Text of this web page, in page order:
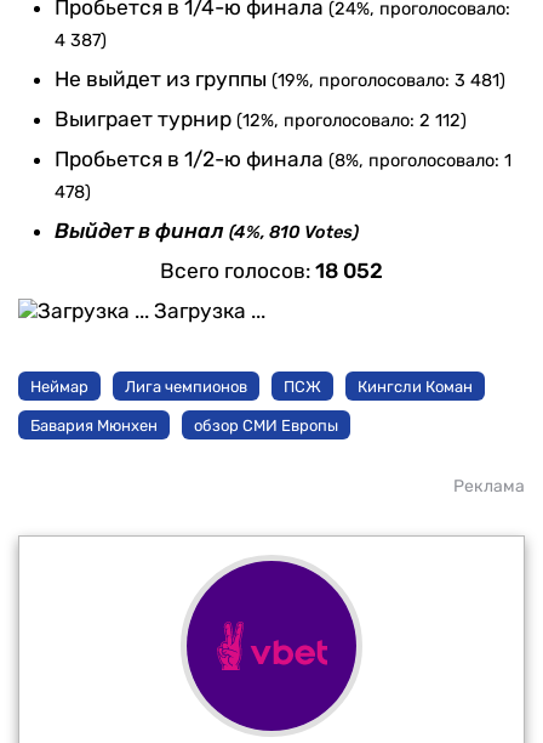
Пробьется в 1/4-ю финала (24%, проголосовало:
4 387)
Не выйдет из группы (19%, проголосовало: 3 481)
Выиграет турнир (12%, проголосовало: 2 112)
Пробьется в 1/2-ю финала (8%, проголосовало: 1
478)
Выйдет в финал (4%, 810 Votes)
Всего голосов: 18 052
Загрузка ...
Неймар Лига чемпионов ПСЖ Кингсли Коман
Бавария Мюнхен обзор СМИ Европы
Реклама